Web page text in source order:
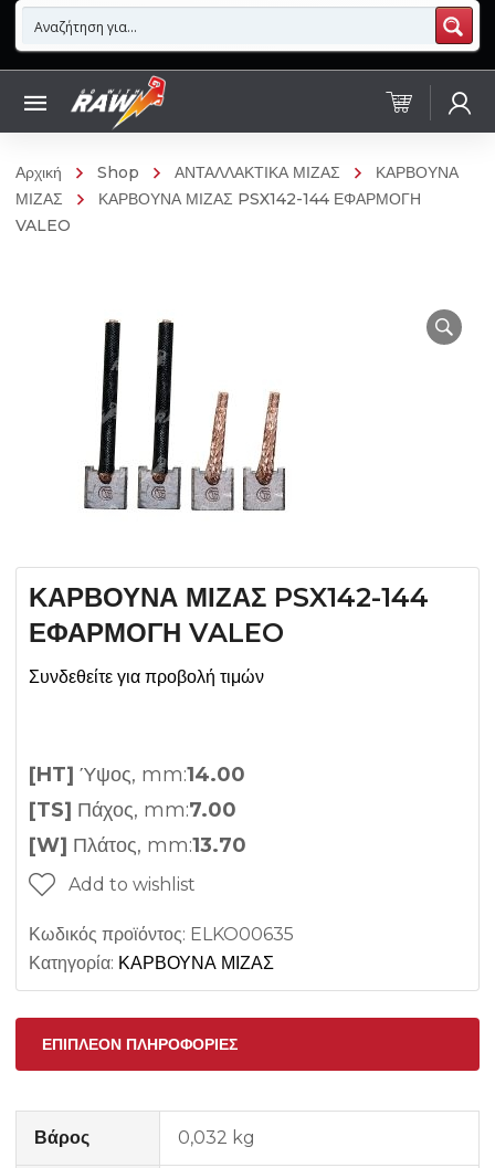
Αρχική Shop ΑΝΤΑΛΛΑΚΤΙΚΑ ΜΙΖΑΣ
ΚΑΡΒΟΥΝΑ
ΜΙΖΑΣ
ΚΑΡΒΟΥΝΑ ΜΙΖΑΣ PSX142-144 ΕΦΑΡΜΟΓΗ
VALEO
ΚΑΡΒΟΥΝΑ ΜΙΖΑΣ PSX142-144
ΕΦΑΡΜΟΓΗ VALEO
Συνδεθείτε για προβολή τιμών
[HT] Ύψος, mm:14.00
[TS] Πάχος, mm:7.00
[W] Πλάτος, mm:13.70
Add to wishlist
Κωδικός προϊόντος: ELKO00635
Κατηγορία: ΚΑΡΒΟΥΝΑ ΜΙΖΑΣ
ΕΠΙΠΛΈΟΝ ΠΛΗΡΟΦΟΡΊΕΣ
Βάρος 0,032 kg